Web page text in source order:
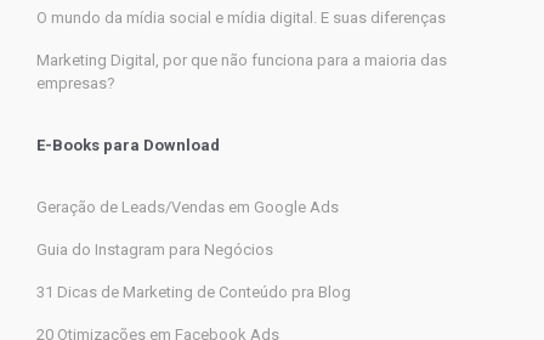
O mundo da mídia social e mídia digital. E suas diferenças
Marketing Digital, por que não funciona para a maioria das
empresas?
E-Books para Download
Geração de Leads/Vendas em Google Ads
Guia do Instagram para Negócios
31 Dicas de Marketing de Conteúdo pra Blog
20 Otimizações em Facebook Ads